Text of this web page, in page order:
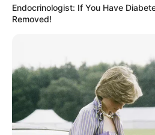
Endocrinologist: If You Have
Removed!